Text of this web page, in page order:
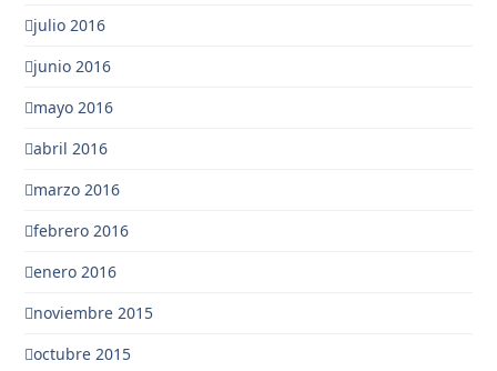
julio 2016
junio 2016
mayo 2016
abril 2016
marzo 2016
febrero 2016
enero 2016
noviembre 2015
octubre 2015